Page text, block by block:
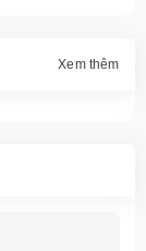
Xem thêm